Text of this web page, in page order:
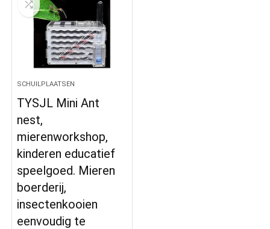
SCHUILPLAATSEN
TYSJL Mini Ant
nest,
mierenworkshop,
kinderen educatief
speelgoed. Mieren
boerderij,
insectenkooien
eenvoudig te